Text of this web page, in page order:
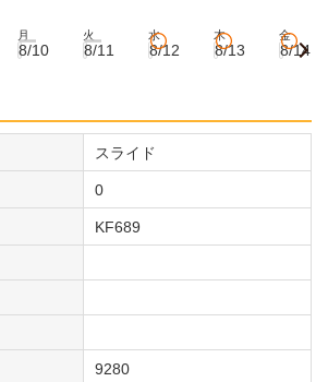
月
8/10
火
8/11
水
8/12
木
8/13
金
8/14
スライド
0
KF689
9280